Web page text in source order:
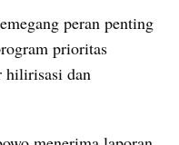
peran penting
prioritas
hilirisasi dan